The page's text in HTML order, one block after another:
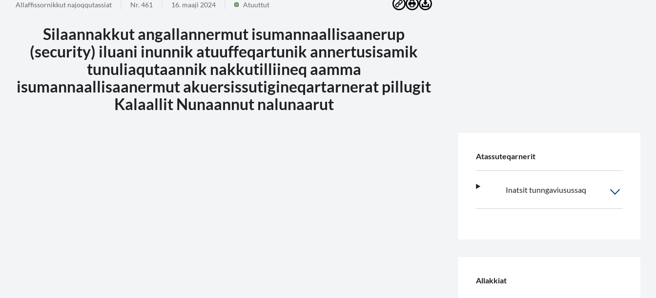
Allaffissornikkut najoqqutassiat Nr. 461 16. maaji 2024 Atuuttut
Silaannakkut angallannermut isumannaallisaanerup
(security) iluani inunnik atuuffeqartunik annertusisamik
tunuliaqutaannik nakkutilliineq aamma
isumannaallisaanermut akuersissutigineqartarnerat pillugit
Kalaallit Nunaannut nalunaarut
Atassuteqarnerit
Inatsit tunngaviusussaq
Allakkiat